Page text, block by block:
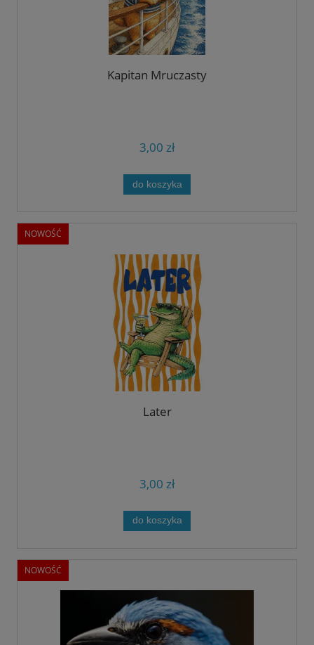
Kapitan Mruczasty
3,00 zł
do koszyka
Later
3,00 zł
do koszyka
NOWOŚĆ
NOWOŚĆ